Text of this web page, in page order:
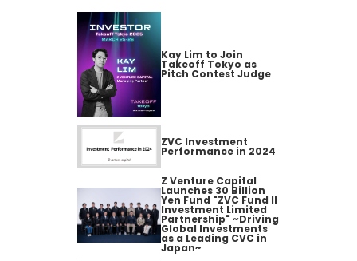
Kay Lim to Join
Takeoff Tokyo as
Pitch Contest Judge
ZVC Investment
Performance in 2024
Z Venture Capital
Launches 30 Billion
Yen Fund "ZVC Fund II
Investment Limited
Partnership" ~Driving
Global Investments
as a Leading CVC in
Japan~